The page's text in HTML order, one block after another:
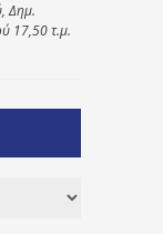
Δημ.
17,50 τ.μ.